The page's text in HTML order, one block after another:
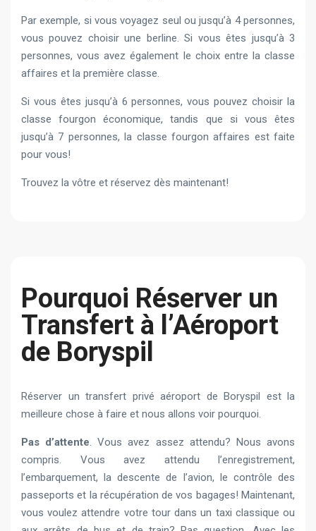
Par exemple, si vous voyagez seul ou jusqu’à 4 personnes,
vous pouvez choisir une berline. Si vous êtes jusqu’à 3
personnes, vous avez également le choix entre la classe
affaires et la première classe.
Si vous êtes jusqu’à 6 personnes, vous pouvez choisir la
classe fourgon économique, tandis que si vous êtes
jusqu’à 7 personnes, la classe fourgon affaires est faite
pour vous!
Trouvez la vôtre et réservez dès maintenant!
Pourquoi Réserver un
Transfert à l’Aéroport
de Boryspil
Réserver un transfert privé aéroport de Boryspil est la
meilleure chose à faire et nous allons voir pourquoi.
Pas d’attente. Vous avez assez attendu? Nous avons
compris. Vous avez attendu l’enregistrement,
l’embarquement, la descente de l’avion, le contrôle des
passeports et la récupération de vos bagages! Maintenant,
vous voulez attendre votre tour dans un taxi classique ou